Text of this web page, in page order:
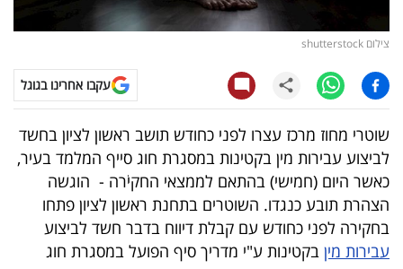
עסקי
ספורט
קריירה
ולימודים
מינויים
צילום shutterstock
עקבו אחרינו בגוגל
שוטרי מחוז מרכז עצרו לפני כחודש תושב ראשון לציון בחשד
לביצוע עבירות מין בקטינות במסגרת חוג סייף המלמד בעיר,
כאשר היום (חמישי) בהתאם לממצאי החקיֹרה - הוגשה
הצהרת תובע כנגדו. השוטרים בתחנת ראשון לציון פתחו
בחקירה לפני כחודש עם קבלת דיווח בדבר חשד לביצוע
עבירות מין בקטינות ע"י מדריך סיף הפועל במסגרת חוג